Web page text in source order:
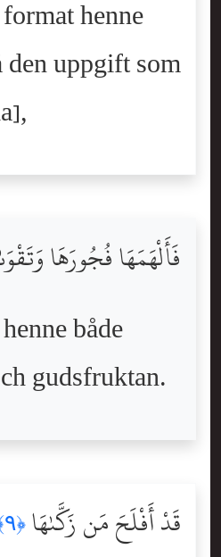
henne
uppgift som
فَأَلْهَمَهَا فُجُورَهَا
både
gudsfruktan.
قَدْ أَفْلَحَ مَن زَكَّىٰهَا ﴿٩﴾